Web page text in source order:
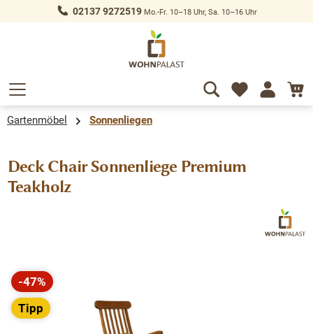
springen 02137 9272519Mo.-Fr. 10–18 Uhr, Sa. 10–16 Uhr
Gartenmöbel Sonnenliegen
Deck Chair Sonnenliege Premium
Teakholz
Bildergalerie überspringen
-47%
Rabatt
Tipp